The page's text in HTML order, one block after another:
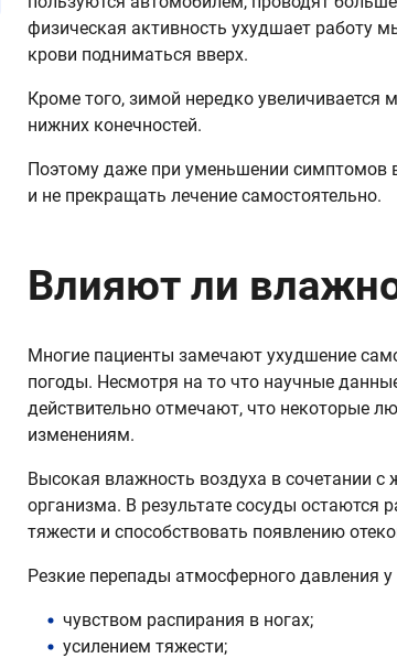
физическая активность ухудшает работу
крови подниматься вверх.
Кроме того, зимой нередко увеличивается
нижних конечностей.
Поэтому даже при уменьшении симптомов
и не прекращать лечение самостоятельно.
Влияют ли
Многие пациенты замечают ухудшение
погоды. Несмотря на то что научные
действительно отмечают, что некоторые
изменениям.
Высокая влажность воздуха в сочетании с
организма. В результате сосуды
тяжести и способствовать появлению
Резкие перепады атмосферного давления
чувством распирания в ногах;
усилением тяжести;